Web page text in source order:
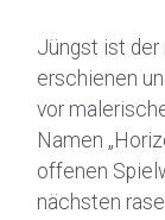
Jüngst ist der
erschienen
vor
Namen
offenen
nächsten